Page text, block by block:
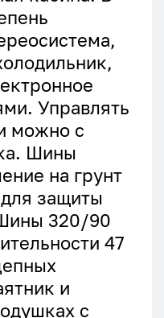
Управлять
можно с
Шины
на грунт
защиты
320/90
47
и
с